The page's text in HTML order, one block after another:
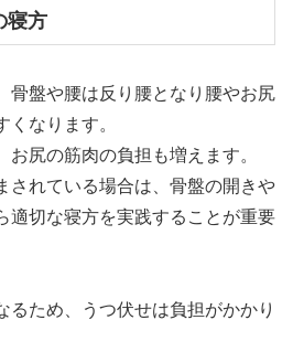
寝方
骨盤や腰は反り腰となり腰やお尻
くなります。
尻の筋肉の負担も増えます。
されている場合は、骨盤の開きや
適切な寝方を実践することが重要
るため、うつ伏せは負担がかかり